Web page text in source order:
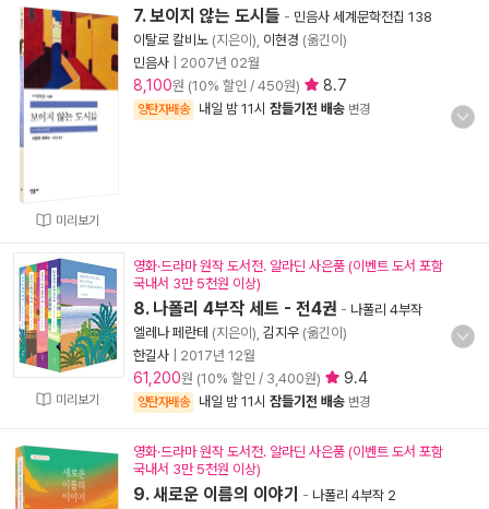
미리보기
7. 보이지 않는 도시들 - 민음사 세계문학전집 138
이탈로 칼비노 (지은이), 이현경 (옮긴이)
민음사
2007년 02월
8,100원 (10% 할인 / 450원) 8.7
양탄자배송 내일 밤 11시 잠들기전 배송 변경
미리보기
영화·드라마 원작 도서전. 알라딘 사은품 (이벤트 도서 포함
국내서 3만 5천원 이상)
8. 나폴리 4부작 세트 - 전4권 - 나폴리 4부작
엘레나 페란테 (지은이), 김지우 (옮긴이)
한길사
2017년 12월
61,200원 (10% 할인 / 3,400원) 9.4
양탄자배송 내일 밤 11시 잠들기전 배송 변경
영화·드라마 원작 도서전. 알라딘 사은품 (이벤트 도서 포함
국내서 3만 5천원 이상)
9. 새로운 이름의 이야기 - 나폴리 4부작 2